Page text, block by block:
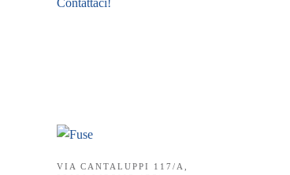
VIA CANTALUPPI 117/A,